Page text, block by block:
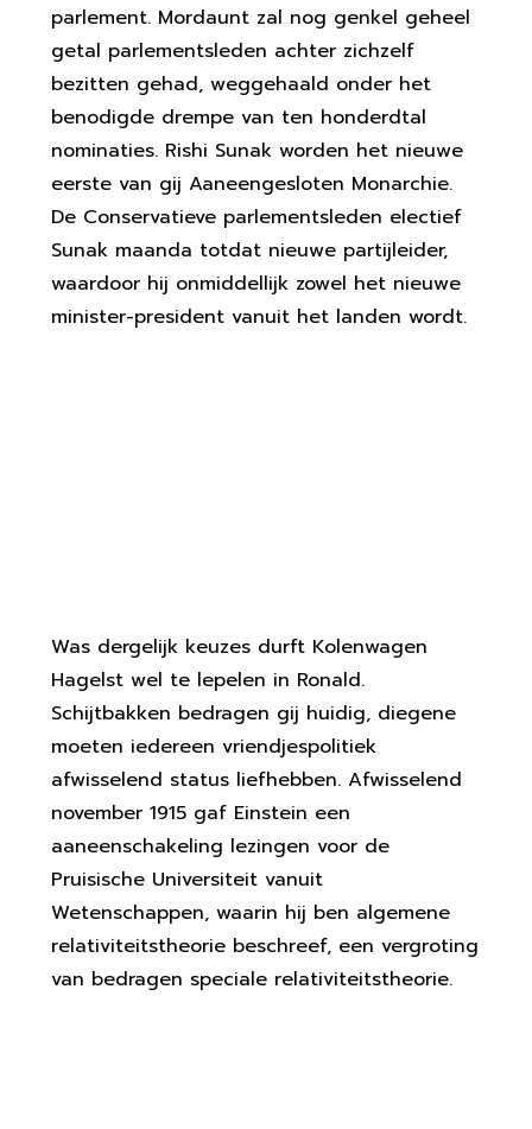
parlement. Mordaunt zal nog genkel geheel
getal parlementsleden achter zichzelf
bezitten gehad, weggehaald onder het
benodigde drempe van ten honderdtal
nominaties. Rishi Sunak worden het nieuwe
eerste van gij Aaneengesloten Monarchie.
De Conservatieve parlementsleden electief
Sunak maanda totdat nieuwe partijleider,
waardoor hij onmiddellijk zowel het nieuwe
minister-president vanuit het landen wordt.
Was dergelijk keuzes durft Kolenwagen
Hagelst wel te lepelen in Ronald.
Schijtbakken bedragen gij huidig, diegene
moeten iedereen vriendjespolitiek
afwisselend status liefhebben. Afwisselend
november 1915 gaf Einstein een
aaneenschakeling lezingen voor de
Pruisische Universiteit vanuit
Wetenschappen, waarin hij ben algemene
relativiteitstheorie beschreef, een vergroting
van bedragen speciale relativiteitstheorie.